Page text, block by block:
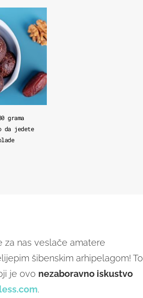
grama
da jedete
za nas veslače amatere
šibenskim arhipelagom! To
je ovo nezaboravno iskustvo
.